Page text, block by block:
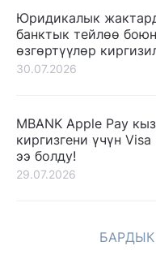
Юридикалык
банктык тейлөө
өзгөртүүлөр
30.07.2026
MBANK Apple Pay
киргизгени үчүн
ээ болду!
29.07.2026